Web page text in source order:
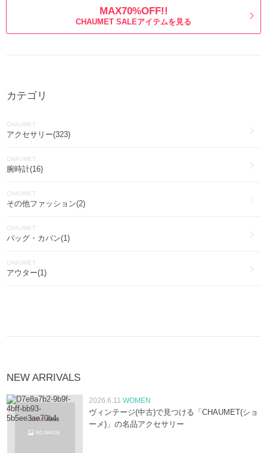
MAX70%OFF!!
CHAUMET SALEアイテムを見る
カテゴリ
CHAUMET
アクセサリー(323)
CHAUMET
腕時計(16)
CHAUMET
その他ファッション(2)
CHAUMET
バッグ・カバン(1)
CHAUMET
アウター(1)
NEW ARRIVALS
2026.6.11 WOMEN
ヴィンテージ(中古)で見つける「CHAUMET(ショ
ーメ)」の名品アクセサリー